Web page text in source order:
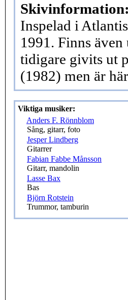
Skivinformation:
Inspelad i
1991. Finns
tidigare givits ut
(1982) men är
Viktiga musiker:
Anders F. Rönnblom
Sång, gitarr, foto
Jesper Lindberg
Gitarrer
Fabian Fabbe Månsson
Gitarr, mandolin
Lasse Bax
Bas
Björn Rotstein
Trummor, tamburin